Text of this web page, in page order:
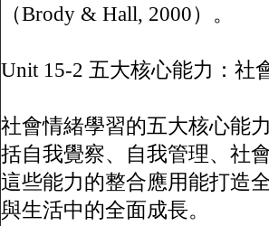
（Brody & Hall, 2000）。
Unit 15-2 五大核心能力：社
社會情緒學習的五大核心能
括自我覺察、自我管理、社
這些能力的整合應用能打造
與生活中的全面成長。